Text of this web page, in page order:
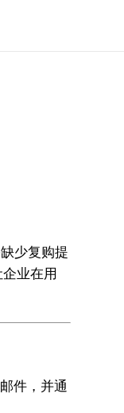
少复购提
业在用
件，并通